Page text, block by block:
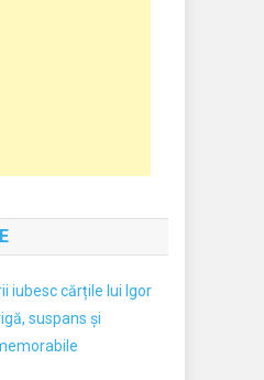
iubesc cărțile lui Igor
suspans și